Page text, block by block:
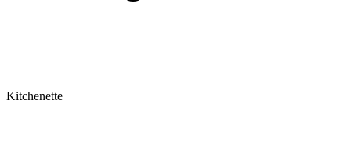
Kitchenette